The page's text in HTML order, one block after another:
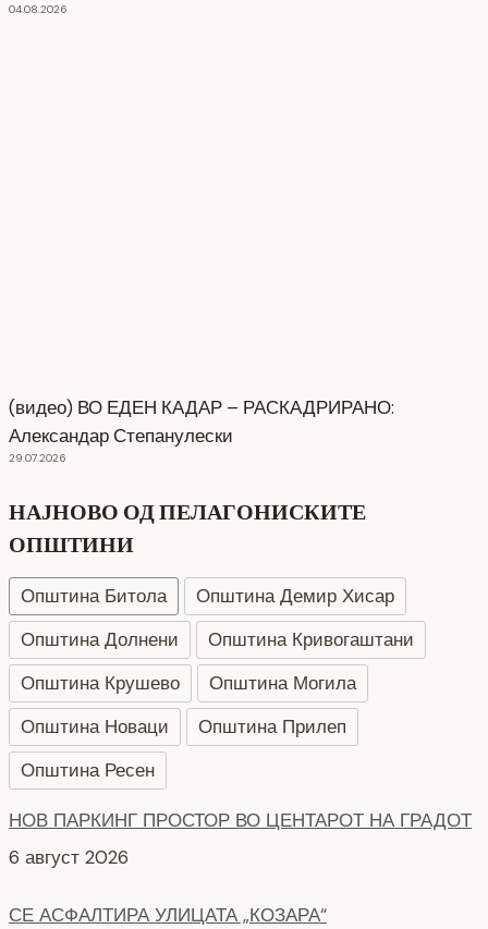
04.08.2026
(видео) ВО ЕДЕН КАДАР – РАСКАДРИРАНО:
Александар Степанулески
29.07.2026
НАЈНОВО ОД ПЕЛАГОНИСКИТЕ
ОПШТИНИ
Општина Битола
Општина Демир Хисар
Општина Долнени
Општина Кривогаштани
Општина Крушево
Општина Могила
Општина Новаци
Општина Прилеп
Општина Ресен
СЕ АСФАЛТИРА УЛИЦАТА „КОЗАРА“
6 август 2026
НОВ ПАРКИНГ ПРОСТОР ВО БИТОЛА